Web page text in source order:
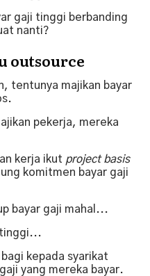
gaji tinggi berbanding
nanti?
outsource
tentunya majikan bayar
pekerja, mereka
kerja ikut project basis
komitmen bayar gaji
bayar gaji mahal...
tinggi...
kepada syarikat
yang mereka bayar.